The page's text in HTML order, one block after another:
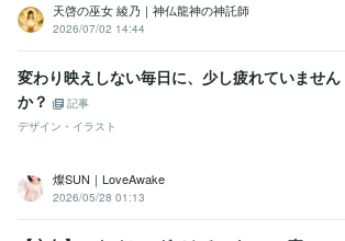
天啓の巫女 綾乃｜神仏龍神の神託師
2026/07/02 14:44
変わり映えしない毎日に、少し疲れていません
か？
記事
デザイン・イラスト
燦SUN｜LoveAwake
2026/05/28 01:13